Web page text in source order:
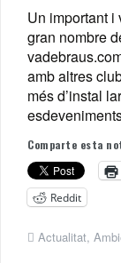
Un important i
gran nombre
amb altres
més d’instal
Comparte esta
Reddit
Actualitat,